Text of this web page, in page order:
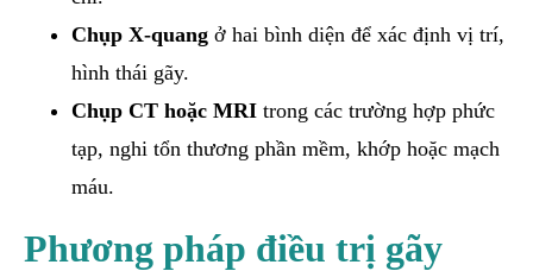
Chụp X-quang ở hai bình diện để xác định vị trí,
hình thái gãy.
Chụp CT hoặc MRI trong các trường hợp phức
tạp, nghi tổn thương phần mềm, khớp hoặc mạch
máu.
Phương pháp điều trị gãy